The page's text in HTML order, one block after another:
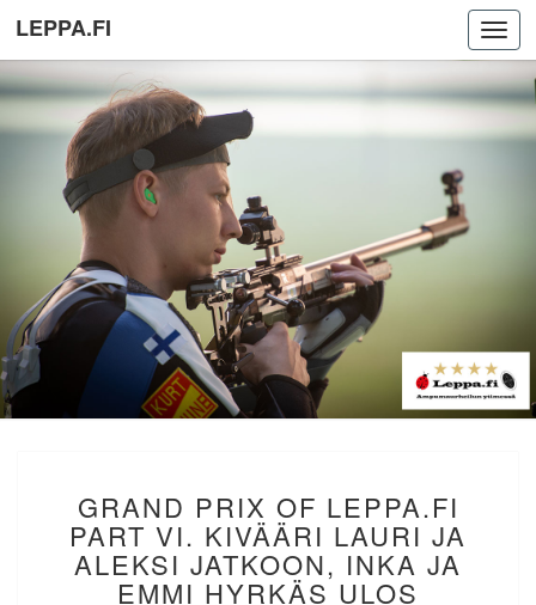
LEPPA.FI
PRIX
OF
LEPPA.FI
PART
VI.
GRAND PRIX OF LEPPA.FI
PART VI. KIVÄÄRI LAURI JA
ALEKSI JATKOON, INKA JA
EMMI HYRKÄS ULOS